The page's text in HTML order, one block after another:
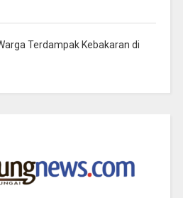
Terdampak Kebakaran di